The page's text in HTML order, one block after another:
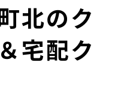
北のク
宅配ク